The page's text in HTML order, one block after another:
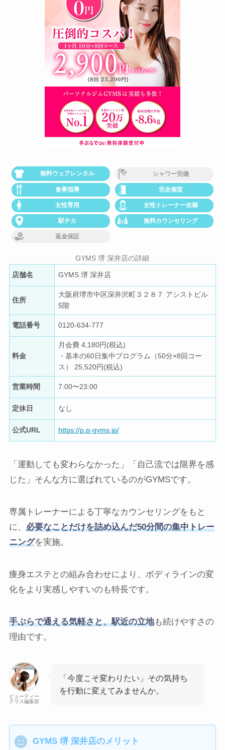
無料ウェアレンタル シャワー完備
食事指導 完全個室
女性専用 女性トレーナー在籍
駅チカ 無料カウンセリング
返金保証
GYMS 堺 深井店の詳細
店舗名 GYMS 堺 深井店
住所
大阪府堺市中区深井沢町３２８７ アシストビル
5階
電話番号 0120-634-777
料金
月会費 4,180円(税込)
・基本の60日集中プログラム（50分×8回コー
ス） 25,520円(税込)
営業時間 7:00〜23:00
定休日 なし
公式URL https://p.p-gyms.jp/
「運動しても変わらなかった」「自己流では限界を感
じた」そんな方に選ばれているのがGYMSです。
専属トレーナーによる丁寧なカウンセリングをもと
に、 必要なことだけを詰め込んだ50分間の集中トレー
ニングを実施。
痩身エステとの組み合わせにより、ボディラインの変
化をより実感しやすいのも特長です。
手ぶらで通える気軽さと、駅近の立地も続けやすさの
理由です。
ビューティー
テラス編集部
「今度こそ変わりたい」その気持ち
を行動に変えてみませんか。
GYMS 堺 深井店のメリット